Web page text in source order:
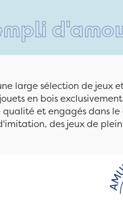
•
large sélection de
en bois
qualité et engagés dans
des jeux de